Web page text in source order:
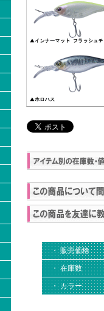
・ 販売価格
・ 在庫数
・ カラー